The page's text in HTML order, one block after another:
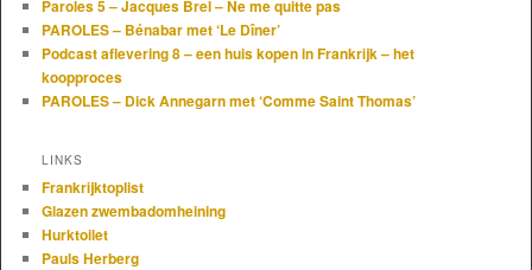
Paroles 5 – Jacques Brel – Ne me quitte pas
PAROLES – Bénabar met ‘Le Dîner’
Podcast aflevering 8 – een huis kopen in Frankrijk – het
koopproces
PAROLES – Dick Annegarn met ‘Comme Saint Thomas’
LINKS
Frankrijktoplist
Glazen zwembadomheining
Hurktoilet
Pauls Herberg